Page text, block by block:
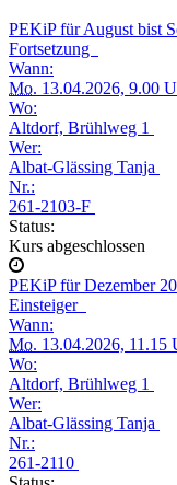
PEKiP für August bist
Fortsetzung
Wann:
Mo. 13.04.2026, 9.00
Wo:
Altdorf, Brühlweg 1
Wer:
Albat-Glässing Tanja
Nr.:
261-2103-F
Status:
Kurs abgeschlossen
PEKiP für Dezember
Einsteiger
Wann:
Mo. 13.04.2026, 11.15
Wo:
Altdorf, Brühlweg 1
Wer:
Albat-Glässing Tanja
Nr.:
261-2110